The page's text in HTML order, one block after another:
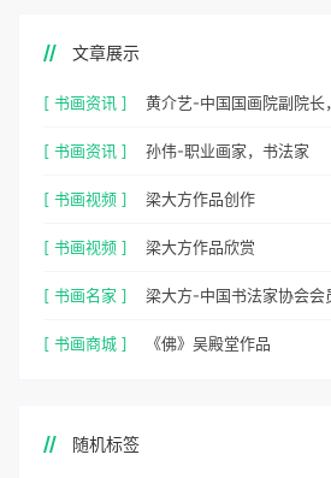
文章展示
[ 书画资讯 ]
[ 书画资讯 ] 孙伟-职业画家，书法家
[ 书画视频 ] 梁大方作品创作
[ 书画视频 ] 梁大方作品欣赏
[ 书画名家 ] 梁大方-中国书法家协会会
[ 书画商城 ] 《佛》吴殿堂作品
随机标签